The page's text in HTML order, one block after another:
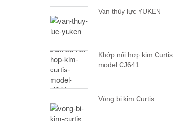
Van thủy lực YUKEN
Khớp nối hợp kim Curtis
model CJ641
Vòng bi kim Curtis